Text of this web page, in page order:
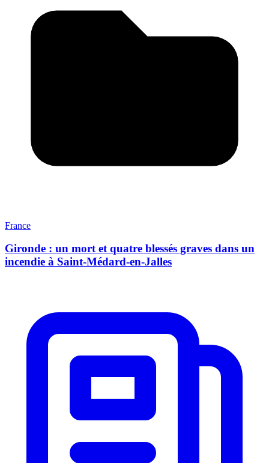
France
Gironde : un mort et quatre blessés graves dans un
incendie à Saint-Médard-en-Jalles